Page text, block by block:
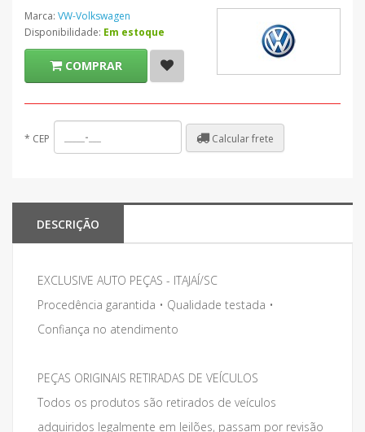
Marca: VW-Volkswagen
Disponibilidade: Em estoque
COMPRAR
* CEP Calcular frete
DESCRIÇÃO
EXCLUSIVE AUTO PEÇAS - ITAJAÍ/SC
Procedência garantida • Qualidade testada •
Confiança no atendimento
PEÇAS ORIGINAIS RETIRADAS DE VEÍCULOS
Todos os produtos são retirados de veículos
adquiridos legalmente em leilões, passam por revisão